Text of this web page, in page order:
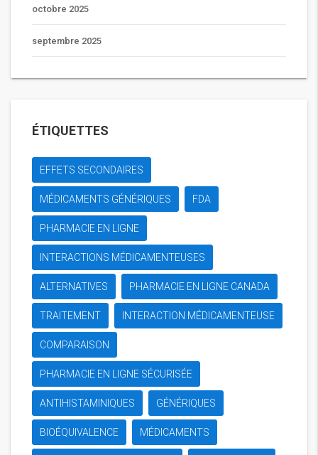
octobre 2025
septembre 2025
ÉTIQUETTES
EFFETS SECONDAIRES
MÉDICAMENTS GÉNÉRIQUES FDA
PHARMACIE EN LIGNE
INTERACTIONS MÉDICAMENTEUSES
ALTERNATIVES PHARMACIE EN LIGNE CANADA
TRAITEMENT INTERACTION MÉDICAMENTEUSE
COMPARAISON
PHARMACIE EN LIGNE SÉCURISÉE
ANTIHISTAMINIQUES GÉNÉRIQUES
BIOÉQUIVALENCE MÉDICAMENTS